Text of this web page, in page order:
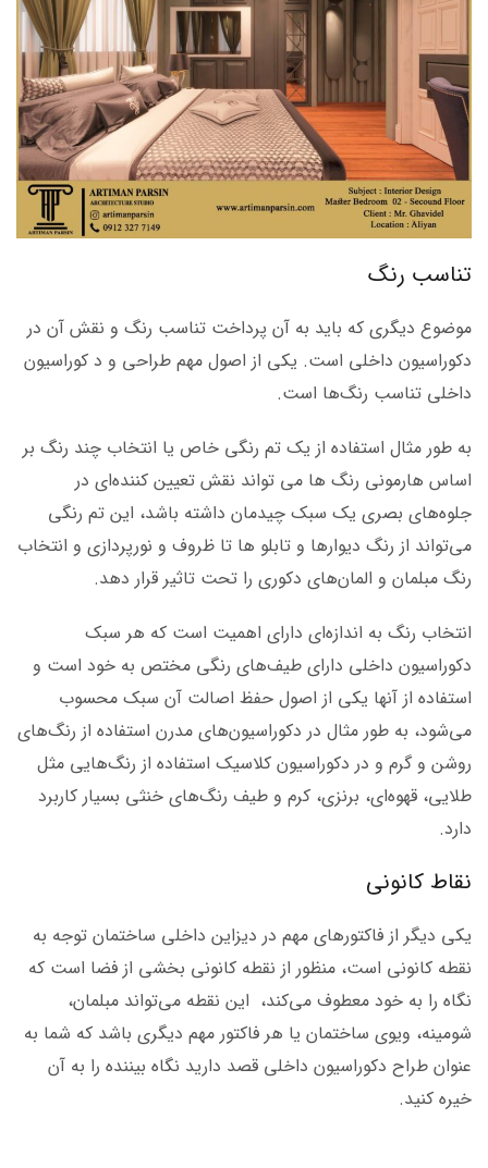
تناسب رنگ
موضوع دیگری که باید به آن پرداخت تناسب رنگ و نقش آن در
دکوراسیون داخلی است. یکی از اصول مهم طراحی و د کوراسیون
داخلی تناسب رنگ‌ها است.
به طور مثال استفاده از یک تم رنگی خاص یا انتخاب چند رنگ بر
اساس هارمونی رنگ ها می تواند نقش تعیین کننده‌ای در
جلوه‌های بصری یک سبک چیدمان داشته باشد، این تم رنگی
می‌تواند از رنگ دیوارها و تابلو ها تا ظروف و نورپردازی و انتخاب
رنگ مبلمان و المان‌های دکوری را تحت تاثیر قرار دهد.
انتخاب رنگ به اندازه‌ای دارای اهمیت است که هر سبک
دکوراسیون داخلی دارای طیف‌های رنگی مختص به خود است و
استفاده از آنها یکی از اصول حفظ اصالت آن سبک محسوب
می‌شود، به طور مثال در دکوراسیون‌های مدرن استفاده از رنگ‌های
روشن و گرم و در دکوراسیون کلاسیک استفاده از رنگ‌هایی مثل
طلایی، قهوه‌ای، برنزی، کرم و طیف رنگ‌های خنثی بسیار کاربرد
دارد.
نقاط کانونی
یکی دیگر از فاکتورهای مهم در دیزاین داخلی ساختمان توجه به
نقطه کانونی است، منظور از نقطه کانونی بخشی از فضا است که
نگاه را به خود معطوف می‌کند، این نقطه می‌تواند مبلمان،
شومینه، ویوی ساختمان یا هر فاکتور مهم دیگری باشد که شما به
عنوان طراح دکوراسیون داخلی قصد دارید نگاه بیننده را به آن
خیره کنید.